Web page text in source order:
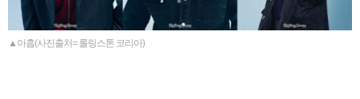
▲아홉(사진출처= 롤링스톤 코리아)